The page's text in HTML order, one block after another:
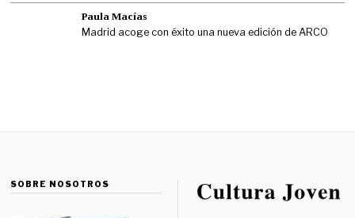
Paula Macías
Madrid acoge con éxito una nueva edición de ARCO
SOBRE NOSOTROS